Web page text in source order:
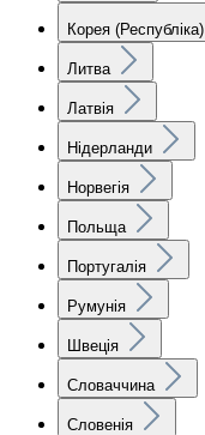
Корея (Республіка)
Литва
Латвія
Нідерланди
Норвегія
Польща
Португалія
Румунія
Швеція
Словаччина
Словенія